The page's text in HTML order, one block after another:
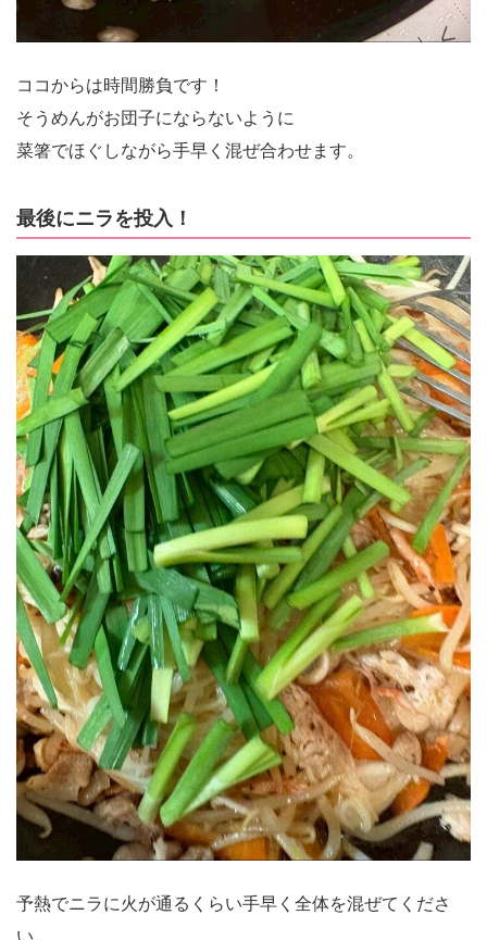
ココからは時間勝負です！
そうめんがお団子にならないように
菜箸でほぐしながら手早く混ぜ合わせます。
最後にニラを投入！
予熱でニラに火が通るくらい手早く全体を混ぜてくださ